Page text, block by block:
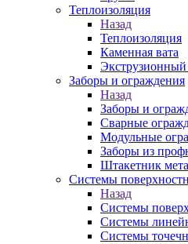
Теплоизоляция
Назад
Теплоизоляция
Каменная вата
Заборы и ограждения
Назад
Заборы и
Сварные
Модульные
Заборы из
Штакетник
Системы
Назад
Системы
Системы
Системы